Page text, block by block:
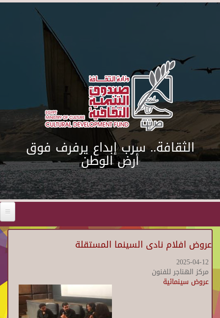
Skip to main content
الثقافة.. سرب إبداع يرفرف فوق
أرض الوطن
عروض افلام نادى السينما المستقلة
2025-04-12
مركز الهناجر للفنون
عروض سينمائية